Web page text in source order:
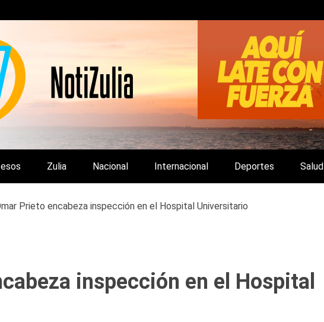
Y DE INTERÉS GENERAL.
Zulia Nacional Internacional Deportes Salud
Prieto encabeza inspección en el Hospital Universitario
inspección en el Hospital